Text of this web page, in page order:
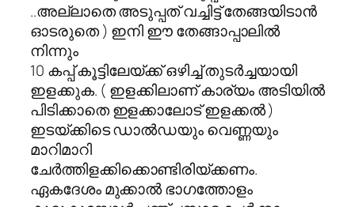
..അല്ലാതെ അടുപ്പത് വച്ചിട്ട് തേങ്ങയിടാന്‍
ഓടരുതെ ) ഇനി ഈ തേങ്ങാപ്പാലില്‍
നിന്നും
10 കപ്പ് കൂട്ടിലേയ്ക്ക്‌ ഒഴിച്ച് തുടര്‍ച്ചയായി
ഇളക്കുക. ( ഇളക്കിലാണ് കാര്യം അടിയില്‍
പിടിക്കാതെ ഇളക്കാലോട് ഇളക്കല്‍ )
ഇടയ്ക്കിടെ ഡാല്‍ഡയും വെണ്ണയും
മാറിമാറി
ചേര്‍ത്തിളക്കിക്കൊണ്ടിരിയ്ക്കണം.
ഏകദേശം മുക്കാല്‍ ഭാഗത്തോളം